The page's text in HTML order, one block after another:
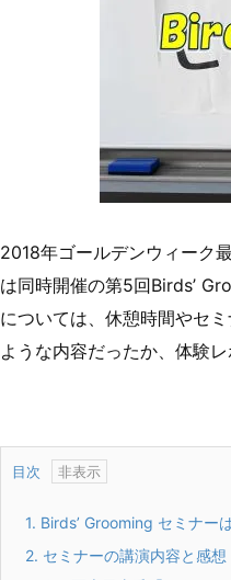
2018年ゴールデンウィーク
は同時開催の第5回Birds’
については、休憩時間やセ
ような内容だったか、体験
目次
1. Birds’ Grooming セミナー
2. セミナーの講演内容と感想